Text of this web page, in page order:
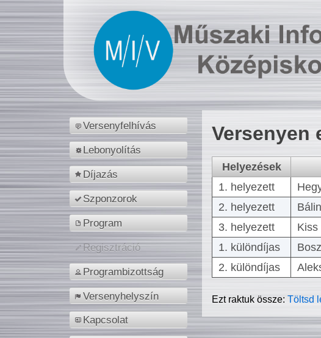
Versenyfelhívás
Lebonyolítás
Díjazás
Szponzorok
Program
Regisztráció
Programbizottság
Versenyhelyszín
Kapcsolat
Versenyen
Helyezések
1. helyezett
2. helyezett
3. helyezett
Kiss
1. különdíjas
2. különdíjas
Ezt raktuk össze:Töltsd